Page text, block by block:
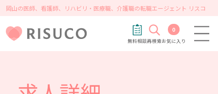
岡山の医師、看護師、リハビリ・医療職、介護職の転職エージェント リスコ
無料相談再検索
0
お気に入り